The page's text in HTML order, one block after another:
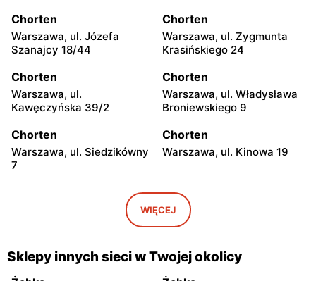
Chorten
Warszawa, ul. Józefa
Szanajcy 18/44
Chorten
Warszawa, ul. Zygmunta
Krasińskiego 24
Chorten
Warszawa, ul.
Kawęczyńska 39/2
Chorten
Warszawa, ul. Władysława
Broniewskiego 9
Chorten
Warszawa, ul. Siedzikówny
7
Chorten
Warszawa, ul. Kinowa 19
Chorten
Warszawa al. Stanów
Zjednoczonych 32/U1
Chorten
Warszawa, ul. Franciszka
Chorten
Warszawa, ul. Wejherowska
WIĘCEJ
Sklepy innych sieci w Twojej okolicy